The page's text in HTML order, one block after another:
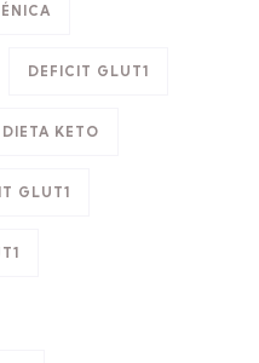
DEFICIT GLUT1
DIETA KETO
GLUT1